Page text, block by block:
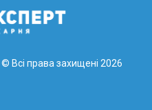
© Всі права захищені 2026